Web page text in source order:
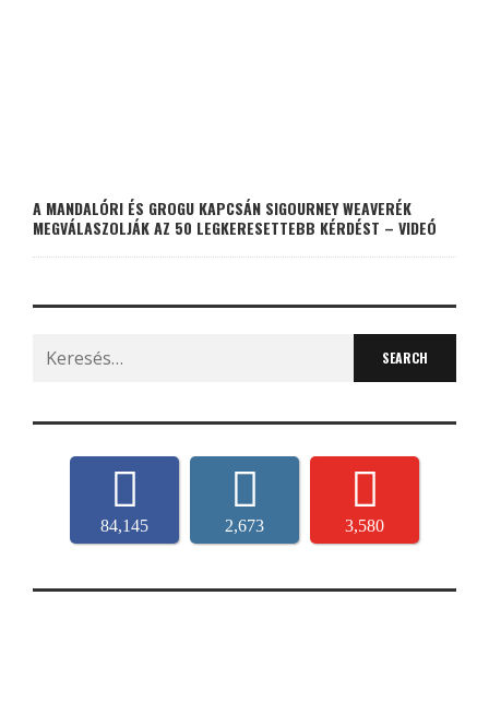
A MANDALÓRI ÉS GROGU KAPCSÁN SIGOURNEY WEAVERÉK
MEGVÁLASZOLJÁK AZ 50 LEGKERESETTEBB KÉRDÉST – VIDEÓ
Search
for:
84,145 2,673 3,580